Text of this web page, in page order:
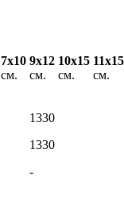
7х10
см.
9х12
см.
10х15
см.
11х15
см.
1330
1330
-